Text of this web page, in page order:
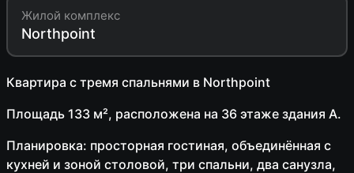
Жилой комплекс
Northpoint
Квартира с тремя спальнями в Northpoint
Площадь 133 м², расположена на 36 этаже здания А.
Планировка: просторная гостиная, объединённая с
кухней и зоной столовой, три спальни, два санузла,